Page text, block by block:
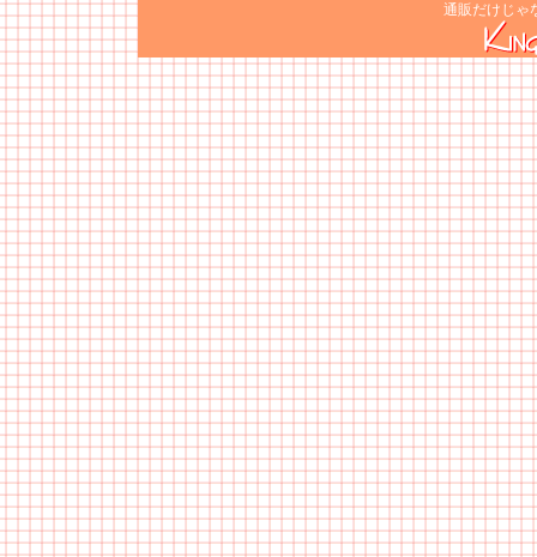
通販だけじゃ